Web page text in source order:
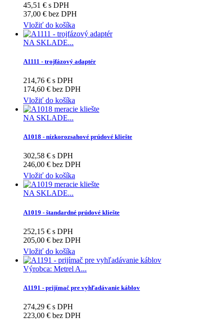
45,51 € s DPH
37,00 € bez DPH
Vložiť do košíka
NA SKLADE...
A1111 - trojfázový adaptér
214,76 € s DPH
174,60 € bez DPH
Vložiť do košíka
NA SKLADE...
A1018 - nízkorozsahové prúdové kliešte
302,58 € s DPH
246,00 € bez DPH
Vložiť do košíka
NA SKLADE...
A1019 - štandardné prúdové kliešte
252,15 € s DPH
205,00 € bez DPH
Vložiť do košíka
Výrobca: Metrel A...
A1191 - prijímač pre vyhľadávanie káblov
274,29 € s DPH
223,00 € bez DPH